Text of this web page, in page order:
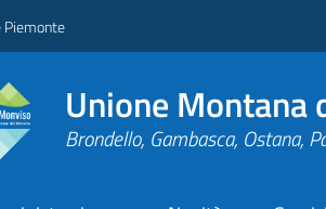
Piemonte
Unione Montana
Brondello, Gambasca, Ostana,